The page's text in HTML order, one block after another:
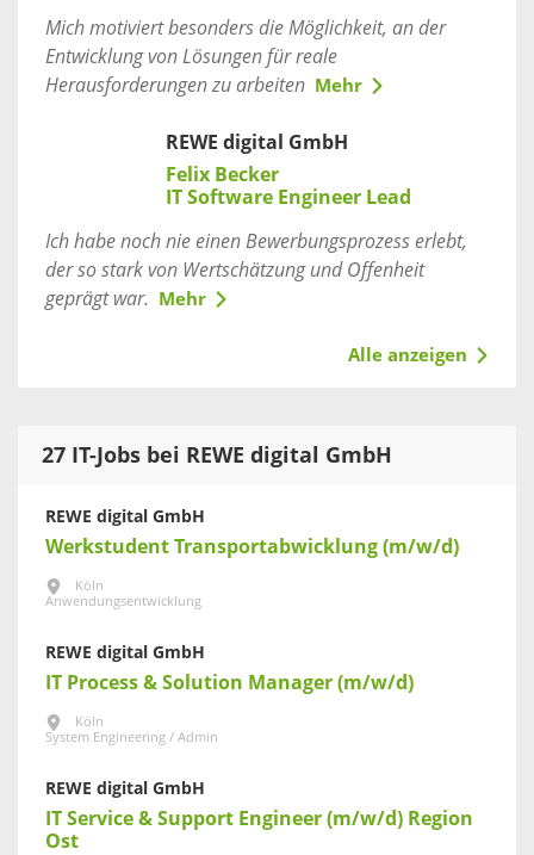
Mich motiviert besonders die Möglichkeit, an der
Entwicklung von Lösungen für reale
Herausforderungen zu arbeiten
Mehr
REWE digital GmbH
Felix Becker
IT Software Engineer Lead
Ich habe noch nie einen Bewerbungsprozess erlebt,
der so stark von Wertschätzung und Offenheit
geprägt war.
Mehr
Alle anzeigen
27 IT-Jobs bei REWE digital GmbH
REWE digital GmbH
Werkstudent Transportabwicklung (m/w/d)
Köln
Anwendungsentwicklung
REWE digital GmbH
IT Process & Solution Manager (m/w/d)
Köln
System Engineering / Admin
REWE digital GmbH
IT Service & Support Engineer (m/w/d) Region
Ost